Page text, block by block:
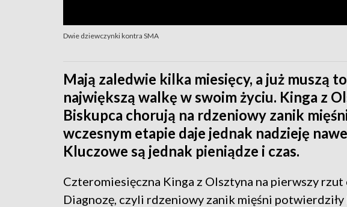
Dwie dziewczynki kontra SMA
Mają zaledwie kilka miesięcy, a już muszą
największą walkę w swoim życiu. Kinga z
Biskupca chorują na rdzeniowy zanik
wczesnym etapie daje jednak nadzieję
Kluczowe są jednak pieniądze i czas.
Czteromiesięczna Kinga z Olsztyna na pierwszy rzut
Diagnozę, czyli rdzeniowy zanik mięśni